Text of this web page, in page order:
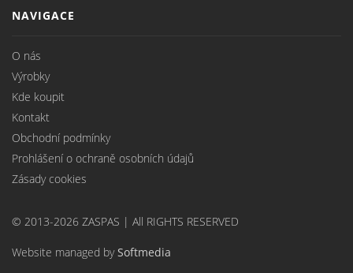
NAVIGACE
O nás
Výrobky
Kde koupit
Kontakt
Obchodní podmínky
Prohlášení o ochraně osobních údajů
Zásady cookies
© 2013-2026 ZASPAS | All RIGHTS RESERVED
Website managed bySoftmedia